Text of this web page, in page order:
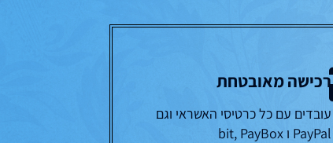
רכישה מאובטחת
עובדים עם כל כרטיסי האשראי וגם
PayPal ו bit, PayBox